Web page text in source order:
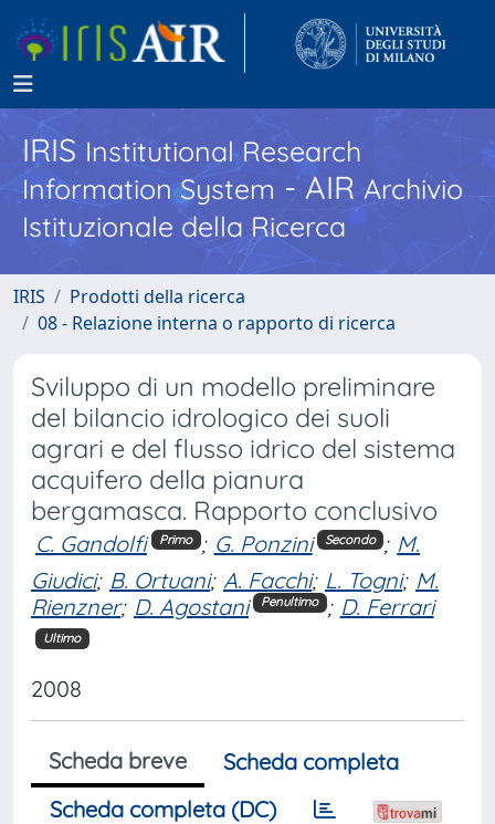
IRISInstitutional Research
Information System - AIR Archivio
Istituzionale della Ricerca
IRIS
Prodotti della ricerca
08 - Relazione interna o rapporto di ricerca
Sviluppo di un modello preliminare
del bilancio idrologico dei suoli
agrari e del flusso idrico del sistema
acquifero della pianura
bergamasca. Rapporto conclusivo
C. Gandolfi Primo ; G. Ponzini Secondo ; M.
Giudici; B. Ortuani; A. Facchi; L. Togni; M.
Rienzner; D. Agostani Penultimo ; D. Ferrari
Ultimo
2008
Scheda breve
Scheda completa
Scheda completa (DC)